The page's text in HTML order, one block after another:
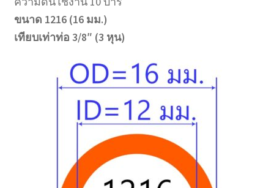
ขนาด 1216 (16 มม.)
เทียบเท่าท่อ 3/8″ (3 หุน)